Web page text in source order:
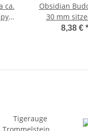
ca.
Obsidian
30 mm
lachender
8,38 € *